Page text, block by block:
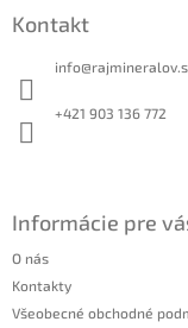
Kontakt
info@
+421 903 136 772
Informácie pre
O nás
Kontakty
Všeobecné obchodné